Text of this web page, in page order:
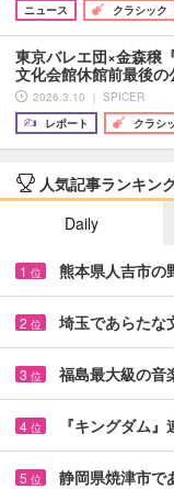
ニュース
クラシック
東京バレエ団×金森穣
文化会館休館前最後
2026.3.10 ｜ SPICER
レポート
クラシ
人気記事ランキン
Daily
1 位 熊本県人吉市
2 位 埼玉であらた
3 位 福島最大級の
4 位 『キングダム
5 位 静岡県焼津市